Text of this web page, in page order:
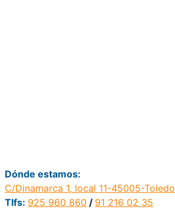
Dónde estamos:
C/Dinamarca 1, local 11-45005-Toledo
Tlfs: 925 960 860 / 91 216 02 35